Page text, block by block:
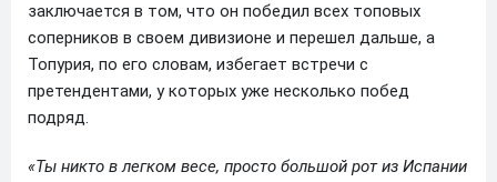
заключается в том, что он победил всех топовых
соперников в своем дивизионе и перешел дальше, а
Топурия, по его словам, избегает встречи с
претендентами, у которых уже несколько побед
подряд.
«Ты никто в легком весе, просто большой рот из Испании